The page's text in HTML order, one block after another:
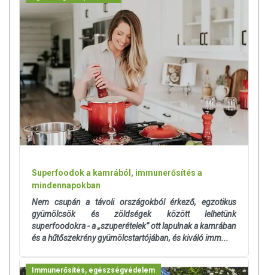
Superfoodok a kamrából, immunerősítés a
mindennapokban
Nem csupán a távoli országokból érkező, egzotikus
gyümölcsök és zöldségek között lelhetünk
superfoodokra - a „szuperételek” ott lapulnak a kamrában
és a hűtőszekrény gyümölcstartójában, és kiváló imm...
Immunerősítés, egészségvédelem